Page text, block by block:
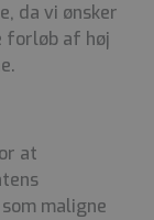
da vi ønsker
forløb af høj
at
maligne